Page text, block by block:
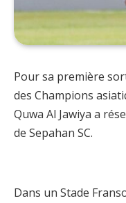
Pour sa première
des Champions
Quwa Al Jawiya a
de Sepahan SC.
Dans un Stade